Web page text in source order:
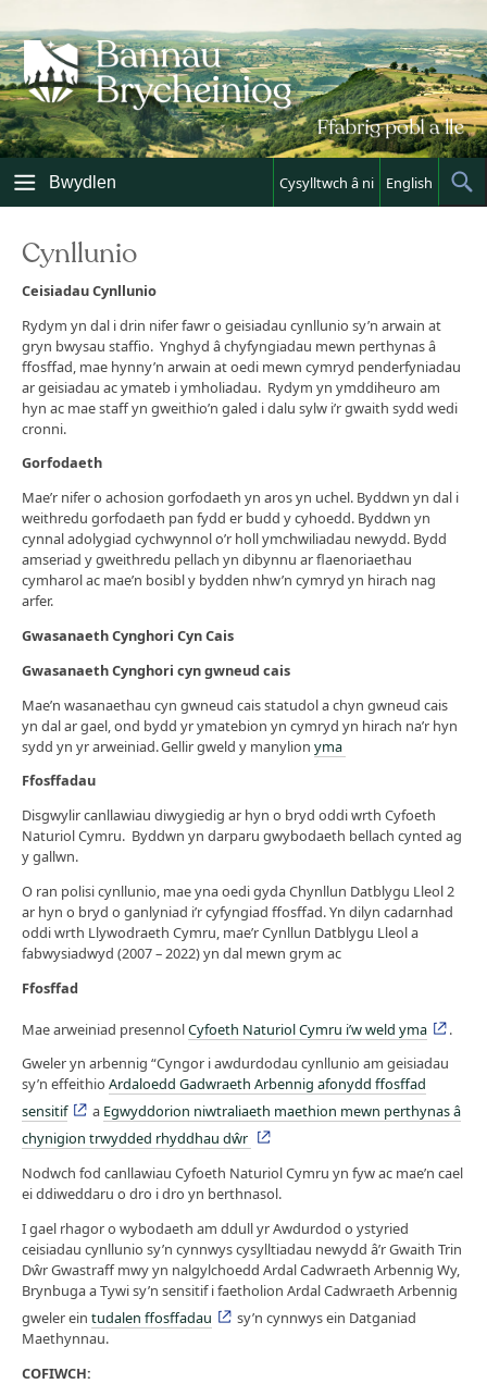
to
content
Bwydlen Cysylltwch â ni English
Cynllunio
Ceisiadau Cynllunio
Rydym yn dal i drin nifer fawr o geisiadau cynllunio sy’n arwain at
gryn bwysau staffio. Ynghyd â chyfyngiadau mewn perthynas â
ffosffad, mae hynny’n arwain at oedi mewn cymryd penderfyniadau
ar geisiadau ac ymateb i ymholiadau. Rydym yn ymddiheuro am
hyn ac mae staff yn gweithio’n galed i dalu sylw i’r gwaith sydd wedi
cronni.
Gorfodaeth
Mae’r nifer o achosion gorfodaeth yn aros yn uchel. Byddwn yn dal i
weithredu gorfodaeth pan fydd er budd y cyhoedd. Byddwn yn
cynnal adolygiad cychwynnol o’r holl ymchwiliadau newydd. Bydd
amseriad y gweithredu pellach yn dibynnu ar flaenoriaethau
cymharol ac mae’n bosibl y bydden nhw’n cymryd yn hirach nag
arfer.
Gwasanaeth Cynghori Cyn Cais
Gwasanaeth Cynghori cyn gwneud cais
Mae’n wasanaethau cyn gwneud cais statudol a chyn gwneud cais
yn dal ar gael, ond bydd yr ymatebion yn cymryd yn hirach na’r hyn
sydd yn yr arweiniad. Gellir gweld y manylion yma
Ffosffadau
Disgwylir canllawiau diwygiedig ar hyn o bryd oddi wrth Cyfoeth
Naturiol Cymru. Byddwn yn darparu gwybodaeth bellach cynted ag
y gallwn.
O ran polisi cynllunio, mae yna oedi gyda Chynllun Datblygu Lleol 2
ar hyn o bryd o ganlyniad i’r cyfyngiad ffosffad. Yn dilyn cadarnhad
oddi wrth Llywodraeth Cymru, mae’r Cynllun Datblygu Lleol a
fabwysiadwyd (2007 – 2022) yn dal mewn grym ac
Ffosffad
Mae arweiniad presennolCyfoeth Naturiol Cymru i’w weld yma
.
Gweler yn arbennig “Cyngor i awdurdodau cynllunio am geisiadau
sy’n effeithio Ardaloedd Gadwraeth Arbennig afonydd ffosffad
sensitif
a Egwyddorion niwtraliaeth maethion mewn perthynas â
chynigion trwydded rhyddhau dŵr
Nodwch fod canllawiau Cyfoeth Naturiol Cymru yn fyw ac mae’n cael
ei ddiweddaru o dro i dro yn berthnasol.
I gael rhagor o wybodaeth am ddull yr Awdurdod o ystyried
ceisiadau cynllunio sy’n cynnwys cysylltiadau newydd â’r Gwaith Trin
Dŵr Gwastraff mwy yn nalgylchoedd Ardal Cadwraeth Arbennig Wy,
Brynbuga a Tywi sy’n sensitif i faetholion Ardal Cadwraeth Arbennig
gweler ein tudalen ffosffadau
sy’n cynnwys ein Datganiad
Maethynnau.
COFIWCH: